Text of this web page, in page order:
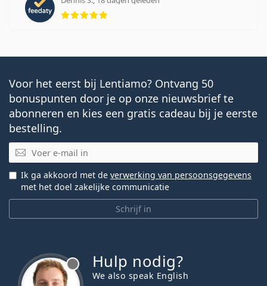
Beoordeling 5 van 5
Voor het eerst bij Lentiamo? Ontvang 50
bonuspunten door je op onze nieuwsbrief te
abonneren en kies een gratis cadeau bij je eerste
bestelling.
E-mail
Schrijf in
Ik ga akkoord met de verwerking van persoonsgegevens
met het doel zakelijke communicatie
Hulp nodig?
We also speak English